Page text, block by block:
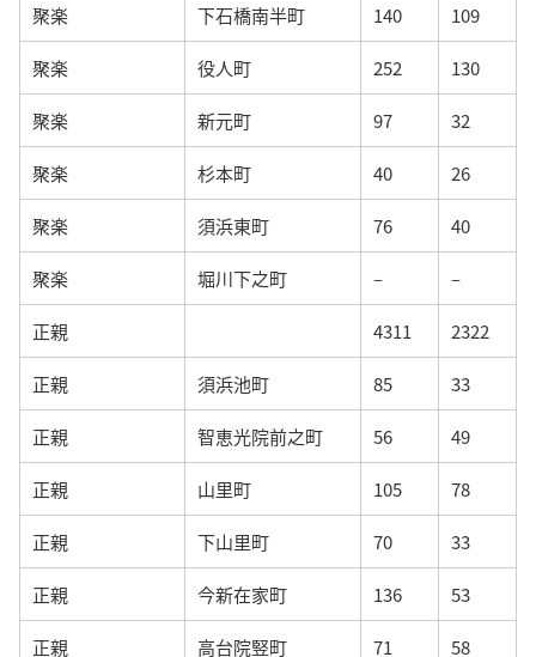
聚楽 下石橋南半町 140 109
聚楽 役人町 252 130
聚楽 新元町 97 32
聚楽 杉本町 40 26
聚楽 須浜東町 76 40
聚楽 堀川下之町 – –
正親 4311 2322
正親 須浜池町 85 33
正親 智恵光院前之町 56 49
正親 山里町 105 78
正親 下山里町 70 33
正親 今新在家町 136 53
正親 高台院竪町 71 58